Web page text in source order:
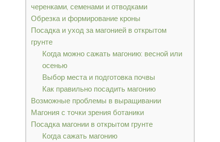
черенками, семенами и отводками
Обрезка и формирование кроны
Посадка и уход за магонией в открытом
грунте
Когда можно сажать магонию: весной или
осенью
Выбор места и подготовка почвы
Как правильно посадить магонию
Возможные проблемы в выращивании
Магония с точки зрения ботаники
Посадка магонии в открытом грунте
Когда сажать магонию